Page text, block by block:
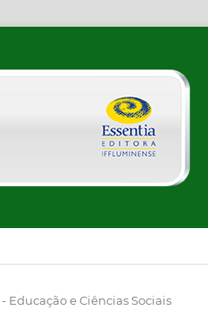
Educação e Ciências Sociais